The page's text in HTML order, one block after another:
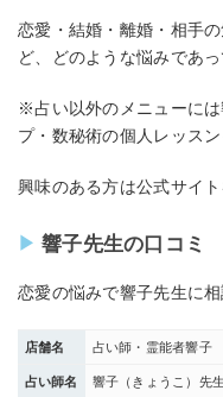
恋愛・結婚・離婚・相手
ど、どのような悩みであっ
※占い以外のメニューに
プ・数秘術の個人レッス
興味のある方は公式サイ
響子先生の口コミ
恋愛の悩みで響子先生に
店舗名 占い師・霊能者響子
占い師名 響子（きょうこ）先生